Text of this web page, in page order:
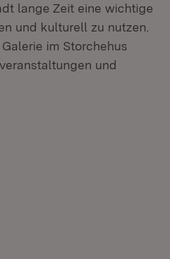
lange Zeit eine wichtige
und kulturell zu nutzen.
im Storchehus
und